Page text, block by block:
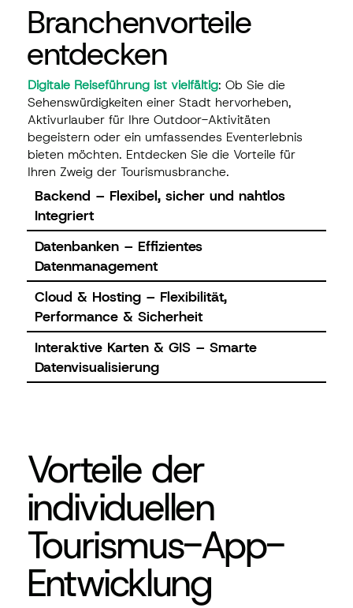
Branchenvorteile
entdecken
Digitale Reiseführung ist vielfältig: Ob Sie die
Sehenswürdigkeiten einer Stadt hervorheben,
Aktivurlauber für Ihre Outdoor-Aktivitäten
begeistern oder ein umfassendes Eventerlebnis
bieten möchten. Entdecken Sie die Vorteile für
Ihren Zweig der Tourismusbranche.
Backend – Flexibel, sicher und nahtlos
Integriert
Datenbanken – Effizientes
Datenmanagement
Cloud & Hosting – Flexibilität,
Performance & Sicherheit
Interaktive Karten & GIS – Smarte
Datenvisualisierung
Vorteile der
individuellen
Tourismus-App-
Entwicklung